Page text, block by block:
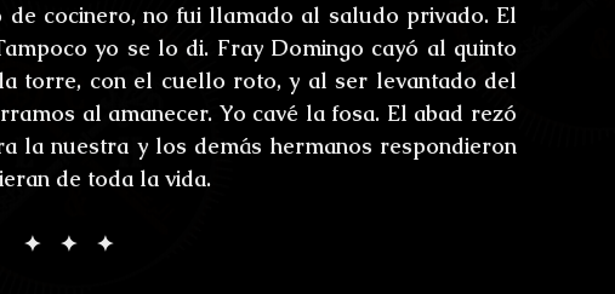
cocinero, no fui llamado al saludo privado. El
yo se lo di. Fray Domingo cayó al quinto
torre, con el cuello roto, y al ser levantado del
al amanecer. Yo cavé la fosa. El abad rezó
la nuestra y los demás hermanos respondieron
de toda la vida.
✦   ✦   ✦